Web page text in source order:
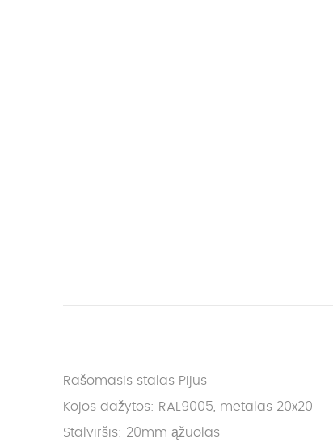
Rašomasis stalas Pijus
Kojos dažytos: RAL9005, metalas 20x20
Stalviršis: 20mm ąžuolas